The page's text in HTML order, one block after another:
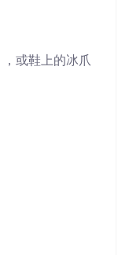
或鞋上的冰爪